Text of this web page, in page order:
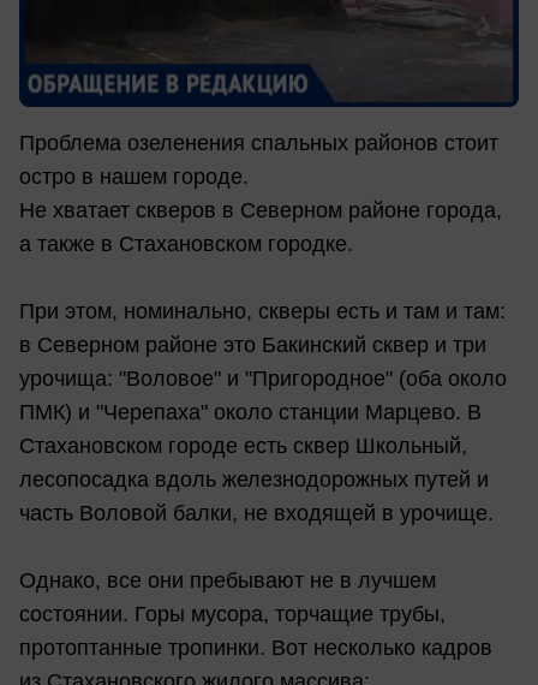
Проблема озеленения спальных районов стоит
остро в нашем городе.
Не хватает скверов в Северном районе города,
а также в Стахановском городке.
При этом, номинально, скверы есть и там и там:
в Северном районе это Бакинский сквер и три
урочища: "Воловое" и "Пригородное" (оба около
ПМК) и "Черепаха" около станции Марцево. В
Стахановском городе есть сквер Школьный,
лесопосадка вдоль железнодорожных путей и
часть Воловой балки, не входящей в урочище.
Однако, все они пребывают не в лучшем
состоянии. Горы мусора, торчащие трубы,
протоптанные тропинки. Вот несколько кадров